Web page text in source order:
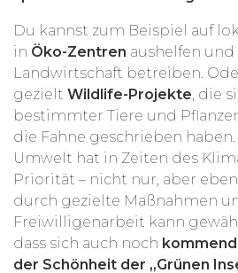
Du kannst zum Beispiel auf
in Öko-Zentren aushelfen
Landwirtschaft betreiben.
gezielt Wildlife-Projekte, die
bestimmter Tiere und
die Fahne geschrieben
Umwelt hat in Zeiten des
Priorität – nicht nur, aber
durch gezielte Maßnahmen
Freiwilligenarbeit kann
dass sich auch noch
der Schönheit der „Grünen